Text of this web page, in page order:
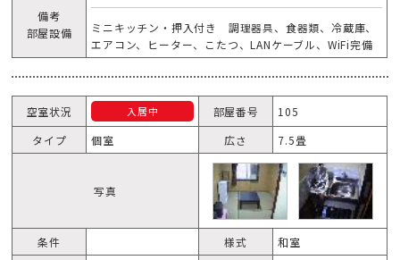
備考
部屋設備
ミニキッチン・押入付き 調理器具、食器類、冷蔵庫、
エアコン、ヒーター、こたつ、LANケーブル、WiFi完備
空室状況 入居中 部屋番号
105
タイプ
個室 広さ 7.5畳
写真
条件 様式 和室